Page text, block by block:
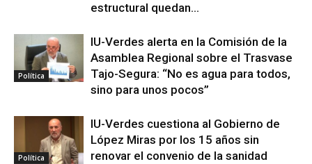
estructural quedan...
Política
IU-Verdes alerta en la Comisión de la
Asamblea Regional sobre el Trasvase
Tajo-Segura: “No es agua para todos,
sino para unos pocos”
Política
IU-Verdes cuestiona al Gobierno de
López Miras por los 15 años sin
renovar el convenio de la sanidad